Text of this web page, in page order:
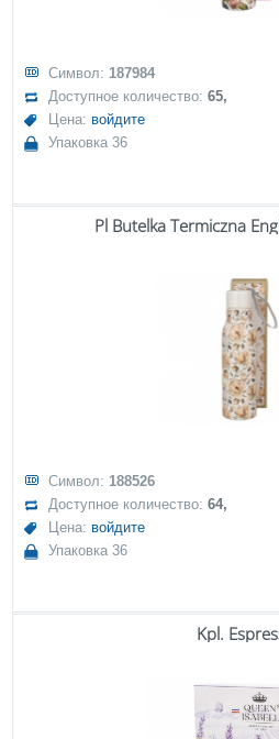
Символ: 187984
Доступное количество:65,
Цена: войдите
Упаковка 36
Pl Butelka Termiczna
Символ: 188526
Доступное количество:64,
Цена: войдите
Упаковка 36
Kpl.